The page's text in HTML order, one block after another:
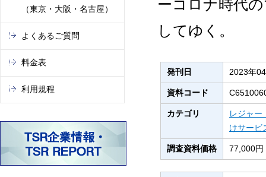
ーコロナ時代
してゆく。
発刊日 2023年
資料コード
カテゴリ
レジャー
けサービ
調査資料価格 77,000
（東京・大阪・名古屋）
よくあるご質問
料金表
利用規程